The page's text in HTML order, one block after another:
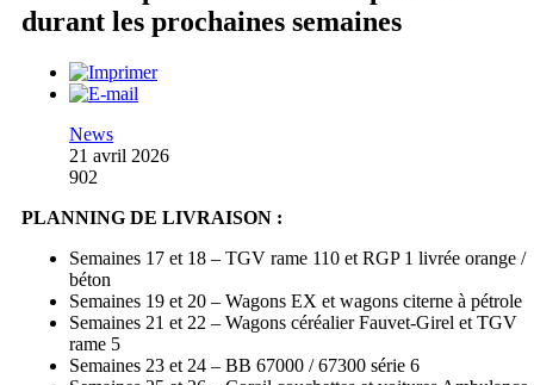
durant les prochaines semaines
News
21 avril 2026
902
PLANNING DE LIVRAISON :
Semaines 17 et 18 – TGV rame 110 et RGP 1 livrée orange /
béton
Semaines 19 et 20 – Wagons EX et wagons citerne à pétrole
Semaines 21 et 22 – Wagons céréalier Fauvet-Girel et TGV
rame 5
Semaines 23 et 24 – BB 67000 / 67300 série 6